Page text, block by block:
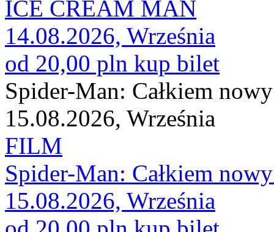
ICE CREAM MAN
14.08.2026, Września
od 20,00 pln kup bilet
Spider-Man: Całkiem
15.08.2026, Września
FILM
Spider-Man: Całkiem
15.08.2026, Września